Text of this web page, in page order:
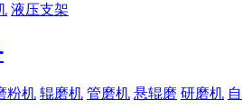
液压支架
粉机 辊磨机 管磨机 悬辊磨 研磨机